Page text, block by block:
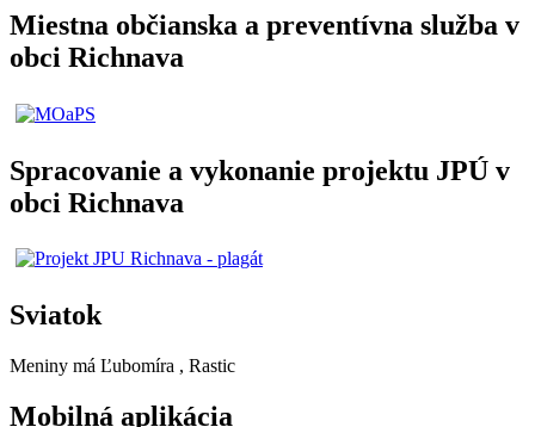
Miestna občianska a preventívna služba v
obci Richnava
Spracovanie a vykonanie projektu JPÚ v
obci Richnava
Sviatok
Meniny má Ľubomíra , Rastic
Mobilná aplikácia